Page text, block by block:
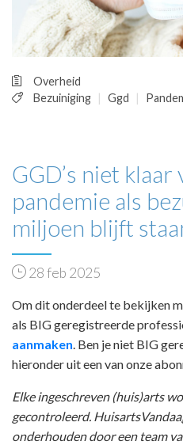
TARIEVEN
MEDISCHE
Overheid
Bezuiniging
Ggd
GGD’s niet
pandemie als
miljoen blijft
28 feb 2025
Om dit onderdeel te bekijken
als BIG geregistreerde
aanmaken. Ben je niet BIG
hieronder uit een van onze
Elke ingeschreven (huis)arts
gecontroleerd.
onderhouden door een team